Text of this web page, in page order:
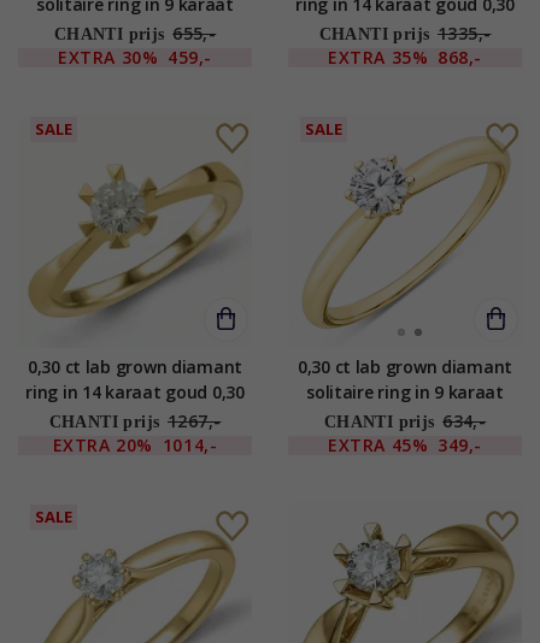
goud 0,30 ct
CHANTI prijs 655,-
EXTRA 30% 459,-
ct
CHANTI prijs 1335,-
EXTRA 35% 868,-
SALE
0,30 ct lab grown diamant
ring in 14 karaat goud 0,30
ct
CHANTI prijs 1267,-
EXTRA 20% 1014,-
SALE
0,30 ct lab grown diamant
solitaire ring in 9 karaat
goud 0,30 ct
CHANTI prijs 634,-
EXTRA 45% 349,-
SALE